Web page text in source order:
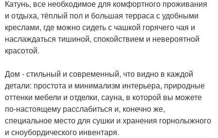
Катунь, все необходимое для комфортного проживания
и отдыха, тёплый пол и большая терраса с удобными
креслами, где можно сидеть с чашкой горячего чая и
наслаждаться тишиной, спокойствием и невероятной
красотой.
Дом - стильный и современный, что видно в каждой
детали: простота и минимализм интерьера, природные
оттенки мебели и отделки, сауна, в которой вы можете
по-настоящему расслабиться и, конечно же,
специальное место для сушки и хранения горнолыжного
и сноубордического инвентаря.